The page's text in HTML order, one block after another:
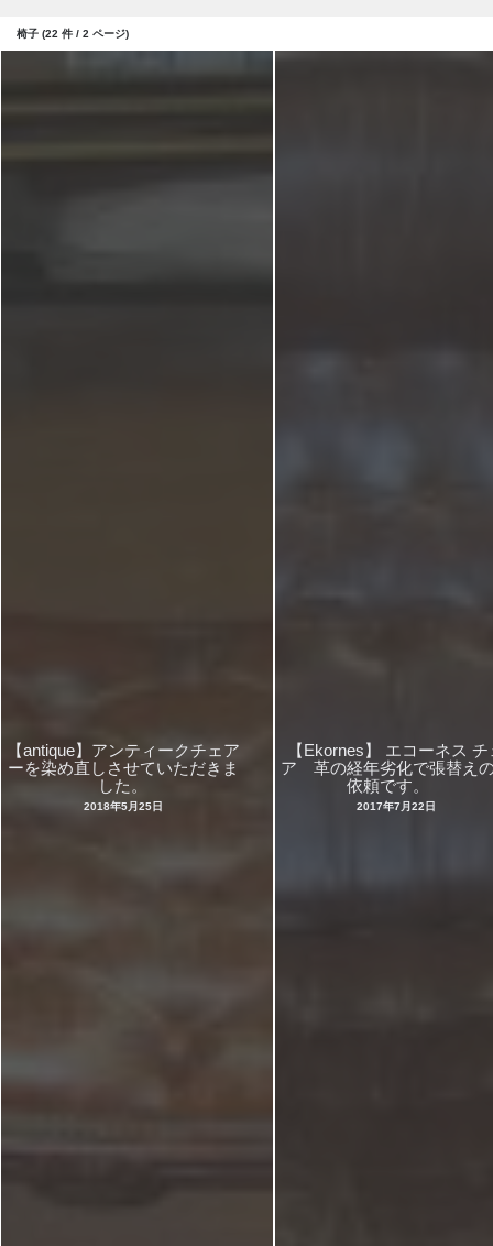
椅子 (22 件 / 2 ページ)
【antique】アンティークチェア
ーを染め直しさせていただきま
した。
2018年5月25日
【Ekornes】 エコーネス チ
ア 革の経年劣化で張替え
依頼です。
2017年7月22日